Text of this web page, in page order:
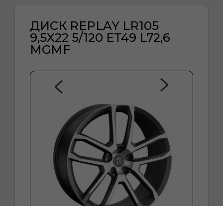
ДИСК REPLAY LR105
9,5X22 5/120 ET49 L72,6
MGMF